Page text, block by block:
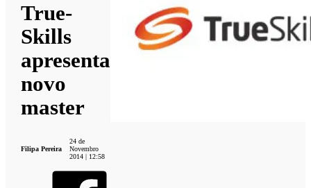
True-
Skills
apresenta
novo
master
Filipa Pereira
24 de
Novembro
2014 | 12:58